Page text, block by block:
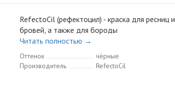
RefectoCil (рефектоцил) - краска для ресниц и
бровей, а также для бороды
Читать полностью →
Оттенок
чёрные
Производитель
RefectoCil